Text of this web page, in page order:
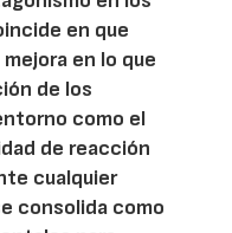
en que
en lo que
de los
como el
de reacción
cualquier
consolida como